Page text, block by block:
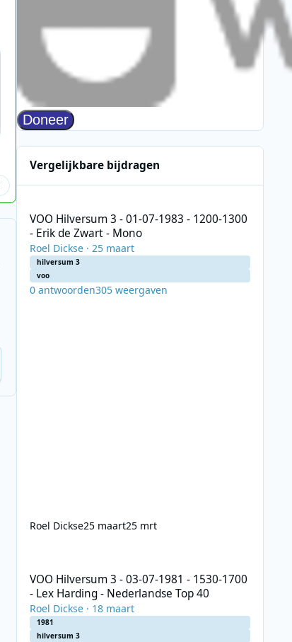
Vergelijkbare bijdragen
VOO Hilversum 3 - 01-07-1983 - 1200-1300
- Erik de Zwart - Mono
Roel Dickse· 25 maart
hilversum 3
voo
0 antwoorden305 weergaven
Roel Dickse25 maart25 mrt
VOO Hilversum 3 - 03-07-1981 - 1530-1700
- Lex Harding - Nederlandse Top 40
Roel Dickse· 18 maart
1981
hilversum 3